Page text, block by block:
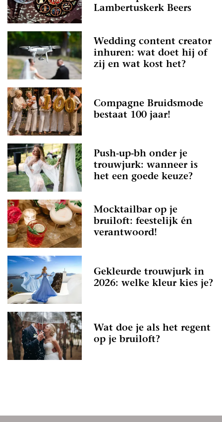
Lambertuskerk Beers
Wedding content creator
inhuren: wat doet hij of
zij en wat kost het?
Compagne Bruidsmode
bestaat 100 jaar!
Push-up-bh onder je
trouwjurk: wanneer is
het een goede keuze?
Mocktailbar op je
bruiloft: feestelijk én
verantwoord!
Gekleurde trouwjurk in
2026: welke kleur kies je?
Wat doe je als het regent
op je bruiloft?